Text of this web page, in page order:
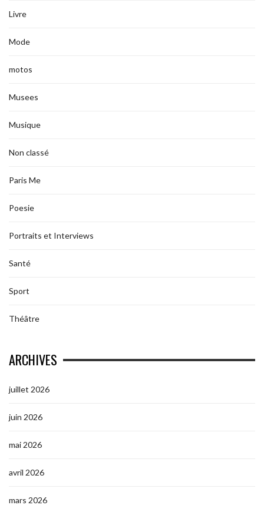
Livre
Mode
motos
Musees
Musique
Non classé
Paris Me
Poesie
Portraits et Interviews
Santé
Sport
Théâtre
ARCHIVES
juillet 2026
juin 2026
mai 2026
avril 2026
mars 2026